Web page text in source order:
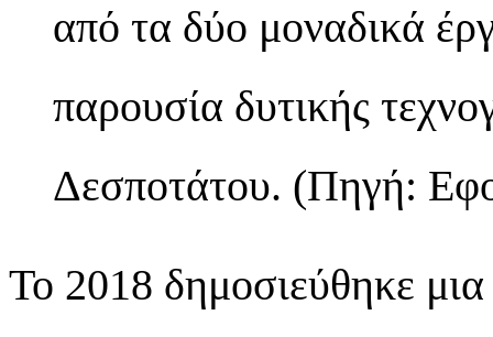
από τα δύο μοναδικά
παρουσία δυτικής
Δεσποτάτου. (Πηγή:
Το 2018 δημοσιεύθηκε